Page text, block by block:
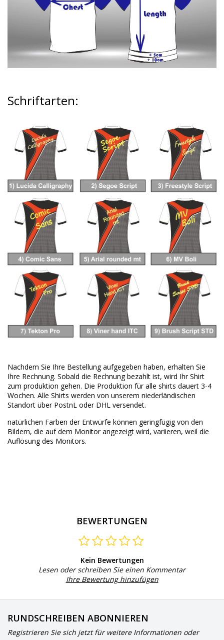
Schriftarten:
Nachdem Sie Ihre Bestellung aufgegeben haben, erhalten Sie
Ihre Rechnung. Sobald die Rechnung bezahlt ist, wird Ihr Shirt
zum produktion gehen. Die Produktion für alle shirts dauert 3-4
Wochen. Alle Shirts werden von unserem niederländischen
Standort über PostnL oder DHL versendet.
natürlichen Farben der Entwürfe können geringfügig von den
Bildern, die auf dem Monitor angezeigt wird, variieren, weil die
Auflösung des Monitors.
BEWERTUNGEN
Kein Bewertungen
Lesen oder schreiben Sie einen Kommentar
Ihre Bewertung hinzufügen
RUNDSCHREIBEN ABONNIEREN
Registrieren Sie sich jetzt für weitere Informationen oder